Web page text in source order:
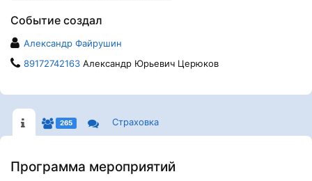
Событие создал
Александр Файрушин
89172742163 Александр Юрьевич Церюков
265 Страховка
Программа мероприятий